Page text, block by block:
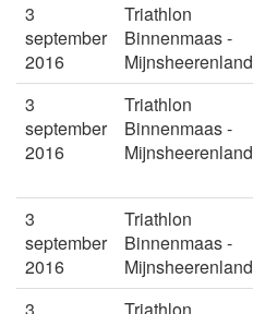
3
september
2016
Triathlon
Binnenmaas -
Mijnsheerenland
3
september
2016
Triathlon
Binnenmaas -
Mijnsheerenland
3
september
2016
Triathlon
Binnenmaas -
Mijnsheerenland